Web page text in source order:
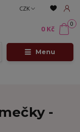
Menu
CZK
0
0 Kč
-